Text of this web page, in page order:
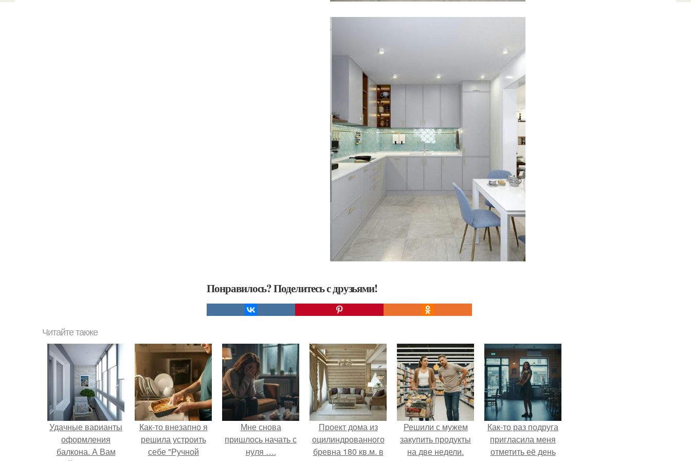
Понравилось? Поделитесь с друзьями!
Читайте также
Удачные варианты
оформления
балкона. А Вам
Как-то внезапно я
решила устроить
себе "Ручной
Мне снова
пришлось начать с
нуля ….
Проект дома из
оцилиндрованного
бревна 180 кв.м. в
Решили с мужем
закупить продукты
на две недели.
Как-то раз подруга
пригласила меня
отметить её день